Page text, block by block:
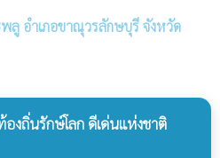
พลู อำเภอขาณุวรลักษบุรี จังหวัด
งถิ่นรักษ์โลก ดีเด่นแห่งชาติ